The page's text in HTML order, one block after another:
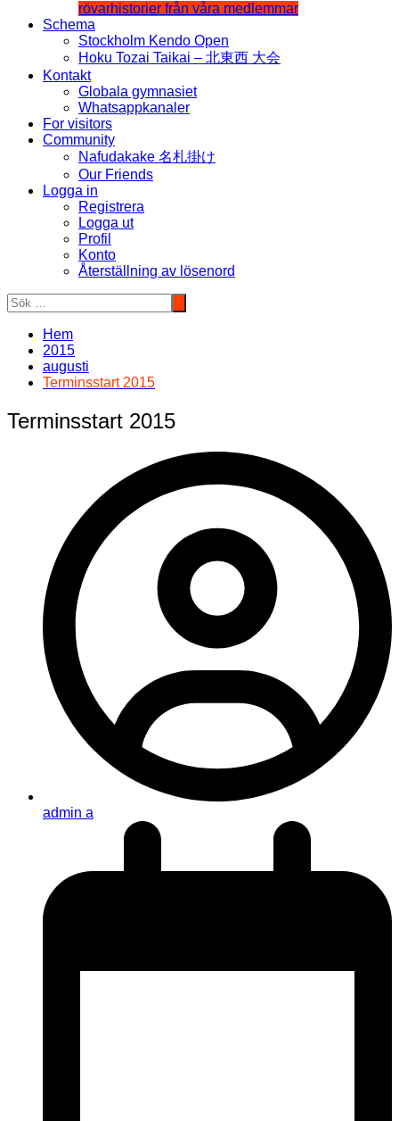
rövarhistorier från våra medlemmar
Schema
Stockholm Kendo Open
Hoku Tozai Taikai – 北東西 大会
Kontakt
Globala gymnasiet
Whatsappkanaler
For visitors
Community
Nafudakake 名札掛け
Our Friends
Logga in
Registrera
Logga ut
Profil
Konto
Återställning av lösenord
Hem
2015
augusti
Terminsstart 2015
Terminsstart 2015
admin a